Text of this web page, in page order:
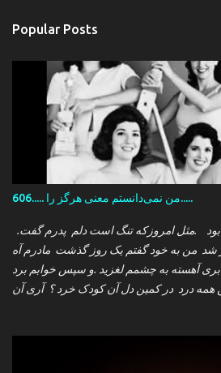
Popular Posts
606..... من نمی‌دانستم معنی هرگز را.....
.خانه, دلتنگ غروبی خفه بود .مثل امروزکه تنگ است دلم پدرم گفت
من به خود گفتم یک روز گذشت مادرم آه
آهسته به چشمم لغزید .و سپس خوابم برد
درد در کمین دل آن کودک خرد ؟ آری آن